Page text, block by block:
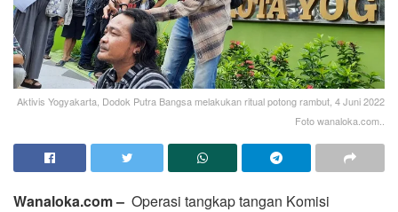
Aktivis Yogyakarta, Dodok Putra Bangsa melakukan ritual potong rambut, 4 Juni 2022
Foto wanaloka.com..
Wanaloka.com – Operasi tangkap tangan Komisi